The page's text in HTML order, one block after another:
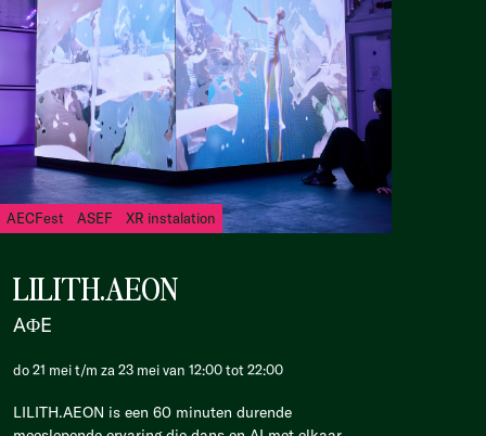
AECFest ASEF XR instalation
LILITH.AEON
AΦE
do 21 mei t/m za 23 mei van 12:00 tot 22:00
LILITH.AEON is een 60 minuten durende